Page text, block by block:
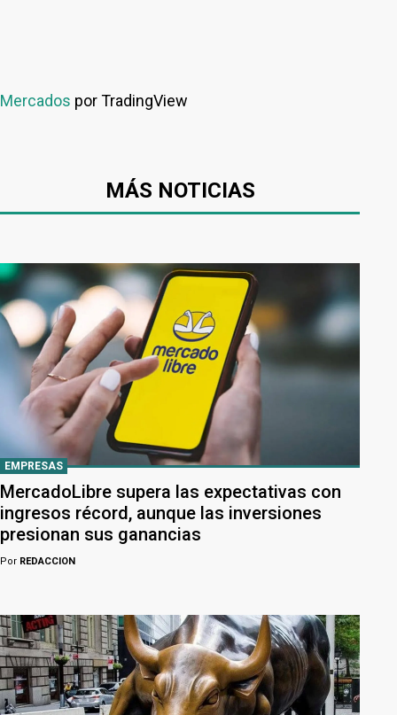
Mercados por TradingView
MÁS NOTICIAS
EMPRESAS
MercadoLibre supera las expectativas con
ingresos récord, aunque las inversiones
presionan sus ganancias
Por REDACCION